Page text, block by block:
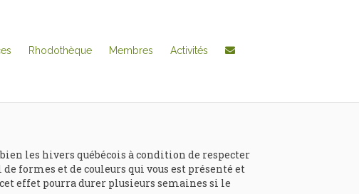
Rhodothèque Membres Activités
les hivers québécois à condition de respecter
formes et de couleurs qui vous est présenté et
effet pourra durer plusieurs semaines si le